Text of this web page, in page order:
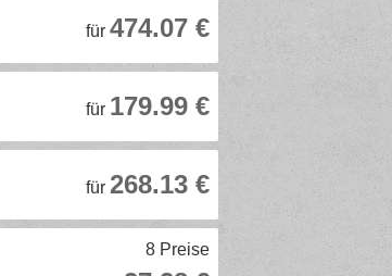
für 474.07 €
für 179.99 €
für 268.13 €
8 Preise